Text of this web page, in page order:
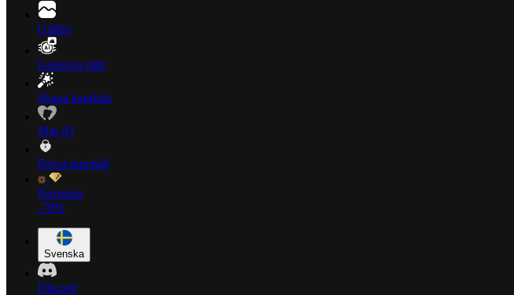
Galleri
Generera bild
Skapa karaktär
Min AI
Privat innehåll
Premium
-70%
Svenska
Discord